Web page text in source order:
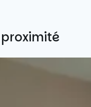
proximité